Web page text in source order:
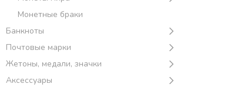
Монетные браки
Банкноты
Почтовые марки
Жетоны, медали, значки
Аксессуары